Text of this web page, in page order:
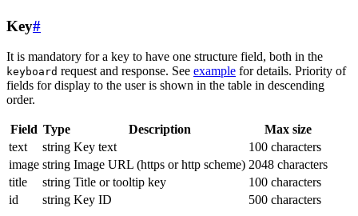
Key#
It is mandatory for a key to have one structure field, both in the
keyboard request and response. See example for details. Priority of
fields for display to the user is shown in the table in descending
order.
Field Type Description
Max size
text
string Key text
100 characters
image string Image URL (https or http scheme) 2048 characters
title
string Title or tooltip key
100 characters
id
string Key ID 500 characters